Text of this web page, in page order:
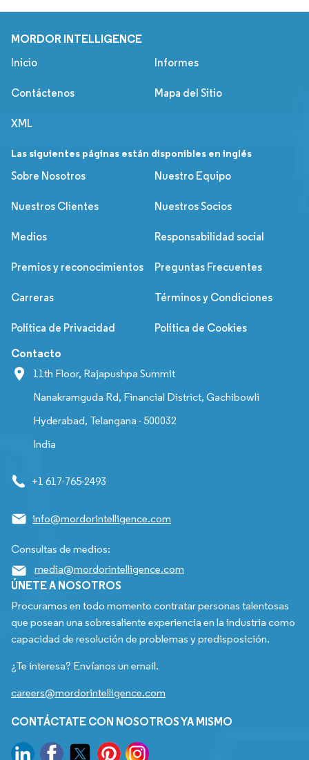
MORDOR INTELLIGENCE
Inicio Informes
Contáctenos Mapa del Sitio
XML
Las siguientes páginas están disponibles en inglés
Sobre Nosotros
Nuestro Equipo
Nuestros Clientes Nuestros Socios
Medios Responsabilidad social
Premios y reconocimientos Preguntas Frecuentes
Carreras Términos y Condiciones
Política de Privacidad Política de Cookies
Contacto
11th Floor, Rajapushpa Summit
Nanakramguda Rd, Financial District, Gachibowli
Hyderabad, Telangana - 500032
India
+1 617-765-2493
info@mordorintelligence.com
Consultas de medios:
media@mordorintelligence.com
ÚNETE A NOSOTROS
Procuramos en todo momento contratar personas talentosas
que posean una sobresaliente experiencia en la industria como
capacidad de resolución de problemas y predisposición.
¿Te interesa? Envíanos un email.
careers@mordorintelligence.com
CONTÁCTATE CON NOSOTROS YA MISMO